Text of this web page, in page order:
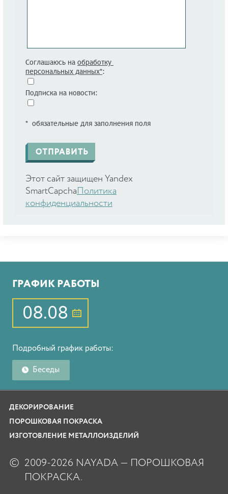
Соглашаюсь на обработку
персональных данных*:
Подписка на новости:
* обязательные для заполнения поля
Этот сайт защищен Yandex
SmartCapcha Политика
конфиденциальности
ГРАФИК РАБОТЫ
08.08
Подробный график работы:
Беседы
ДЕКОРИРОВАНИЕ
ПОРОШКОВАЯ ПОКРАСКА
ИЗГОТОВЛЕНИЕ МЕТАЛЛОИЗДЕЛИЙ
© 2009-2026 NAYADA — ПОРОШКОВАЯ
ПОКРАСКА.